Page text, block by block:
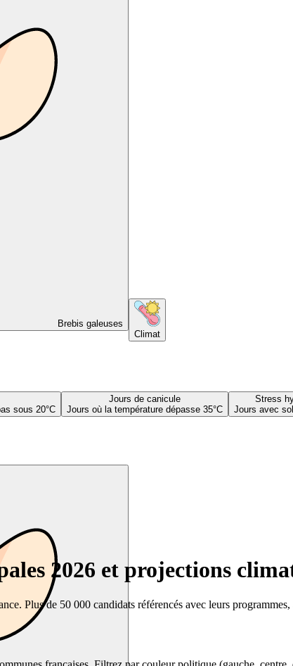
Brebis galeuses
Climat
sous 20°C
Jours de canicule
Jours où la température dépasse 35°C
Stress
Jours avec
2026 et projections
Plus de 50 000 candidats référencés avec leurs